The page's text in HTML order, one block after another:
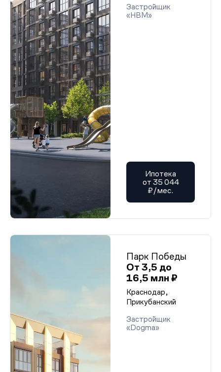
Застройщик
«НВМ»
Ипотека
от 35 044
₽/мес.
Парк Победы
От 3,5 до
16,5 млн ₽
Краснодар,
Прикубанский
Застройщик
«Dogma»